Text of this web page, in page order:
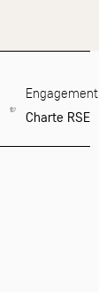
Charte RSE